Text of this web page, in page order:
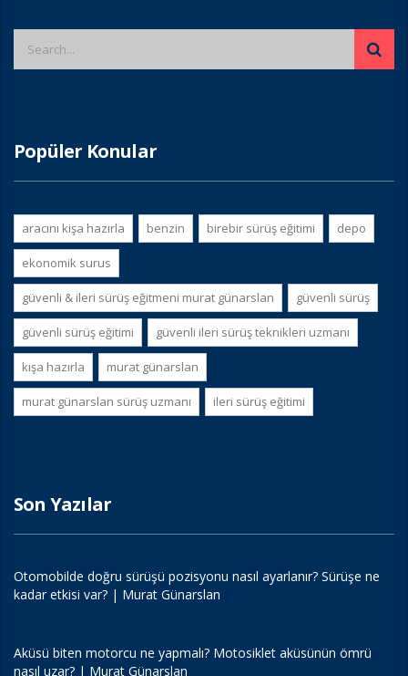
Popüler Konular
aracını kişa hazırla benzin birebir sürüş eğitimi depo
ekonomik surus
güvenli & i̇leri sürüş eğitmeni murat günarslan güvenli sürüş
güvenli sürüş eğitimi güvenli i̇leri sürüş teknikleri uzmanı
kışa hazırla murat günarslan
murat günarslan sürüş uzmanı i̇leri sürüş eğitimi
Son Yazılar
Otomobilde doğru sürüşü pozisyonu nasıl ayarlanır? Sürüşe ne
kadar etkisi var? | Murat Günarslan
Aküsü biten motorcu ne yapmalı? Motosiklet aküsünün ömrü
nasıl uzar? | Murat Günarslan